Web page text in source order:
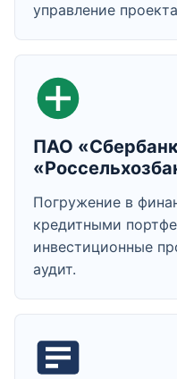
управление
ПАО
Погружение в
кредитными
инвестиционные
аудит.